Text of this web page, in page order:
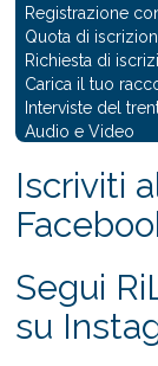
Registrazione
Quota di
Richiesta di
Carica il tuo
Interviste del
Audio e Video
Iscriviti
Segui
su